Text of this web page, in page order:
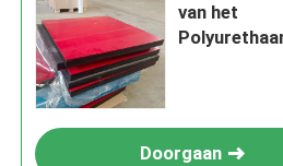
van het
Doorgaan